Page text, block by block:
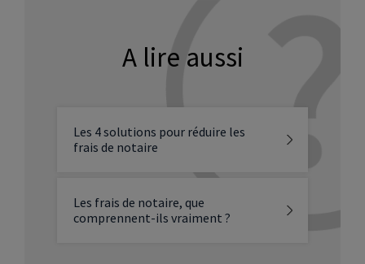
A lire aussi
Les 4 solutions pour réduire les
frais de notaire
Les frais de notaire, que
comprennent-ils vraiment ?